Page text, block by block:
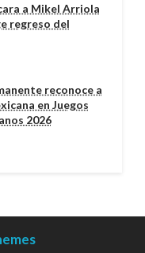
a Mikel Arriola
regreso del
reconoce a
en Juegos
2026